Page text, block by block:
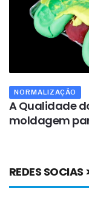
NORMALIZAÇÃO
A Qualidade
moldagem
REDES SOCIAS